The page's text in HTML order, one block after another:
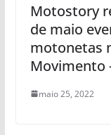
Motostory
de maio
motonetas
Movimento
maio 25, 2022